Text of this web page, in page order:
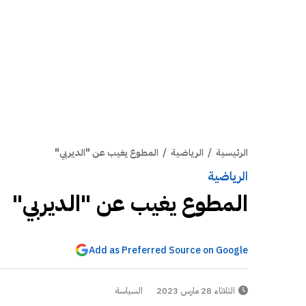
الرئيسية / الرياضية / المطوع يغيب عن "الديربي"
الرياضية
المطوع يغيب عن "الديربي"
Add as Preferred Source on Google
الثلاثاء 28 مارس 2023 السياسة